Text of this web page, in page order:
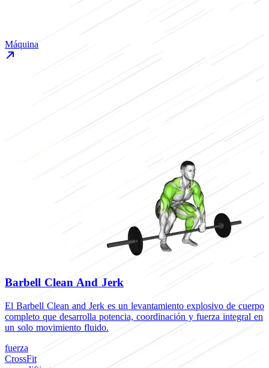
Máquina
Barbell Clean And Jerk
El Barbell Clean and Jerk es un levantamiento explosivo de cuerpo
completo que desarrolla potencia, coordinación y fuerza integral en
un solo movimiento fluido.
fuerza
CrossFit